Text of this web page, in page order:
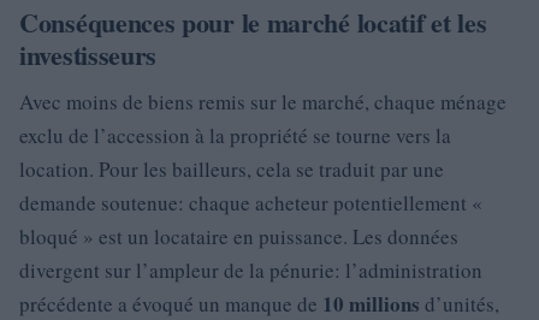
Conséquences pour le marché locatif et les
investisseurs
Avec moins de biens remis sur le marché, chaque ménage
exclu de l’accession à la propriété se tourne vers la
location. Pour les bailleurs, cela se traduit par une
demande soutenue: chaque acheteur potentiellement «
bloqué » est un locataire en puissance. Les données
divergent sur l’ampleur de la pénurie: l’administration
précédente a évoqué un manque de 10 millions d’unités,